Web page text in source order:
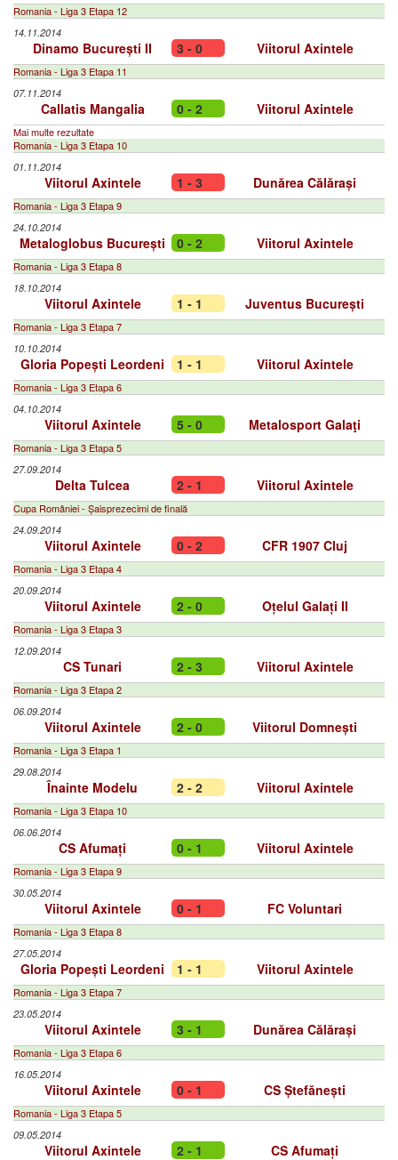
Romania - Liga 3 Etapa 12
14.11.2014
Dinamo București II 3 - 0 Viitorul Axintele
Romania - Liga 3 Etapa 11
07.11.2014
Callatis Mangalia 0 - 2 Viitorul Axintele
Mai multe rezultate
Romania - Liga 3 Etapa 10
01.11.2014
Viitorul Axintele 1 - 3 Dunărea Călărași
Romania - Liga 3 Etapa 9
24.10.2014
Metaloglobus București 0 - 2 Viitorul Axintele
Romania - Liga 3 Etapa 8
18.10.2014
Viitorul Axintele 1 - 1 Juventus București
Romania - Liga 3 Etapa 7
10.10.2014
Gloria Popești Leordeni 1 - 1 Viitorul Axintele
Romania - Liga 3 Etapa 6
04.10.2014
Viitorul Axintele 5 - 0 Metalosport Galaţi
Romania - Liga 3 Etapa 5
27.09.2014
Delta Tulcea 2 - 1 Viitorul Axintele
Cupa României - Șaisprezecimi de finală
24.09.2014
Viitorul Axintele 0 - 2 CFR 1907 Cluj
Romania - Liga 3 Etapa 4
20.09.2014
Viitorul Axintele 2 - 0 Oțelul Galați II
Romania - Liga 3 Etapa 3
12.09.2014
CS Tunari 2 - 3 Viitorul Axintele
Romania - Liga 3 Etapa 2
06.09.2014
Viitorul Axintele 2 - 0 Viitorul Domnești
Romania - Liga 3 Etapa 1
29.08.2014
Înainte Modelu 2 - 2 Viitorul Axintele
Romania - Liga 3 Etapa 10
06.06.2014
CS Afumați 0 - 1 Viitorul Axintele
Romania - Liga 3 Etapa 9
30.05.2014
Viitorul Axintele 0 - 1 FC Voluntari
Romania - Liga 3 Etapa 8
27.05.2014
Gloria Popești Leordeni 1 - 1 Viitorul Axintele
Romania - Liga 3 Etapa 7
23.05.2014
Viitorul Axintele 3 - 1 Dunărea Călărași
Romania - Liga 3 Etapa 6
16.05.2014
Viitorul Axintele 0 - 1 CS Ștefănești
Romania - Liga 3 Etapa 5
09.05.2014
Viitorul Axintele 2 - 1 CS Afumați